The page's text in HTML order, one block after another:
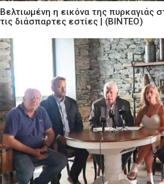
Βελτιωμένη η εικόνα της πυρκαγιάς
τις διάσπαρτες εστίες | (ΒΙΝΤΕΟ)